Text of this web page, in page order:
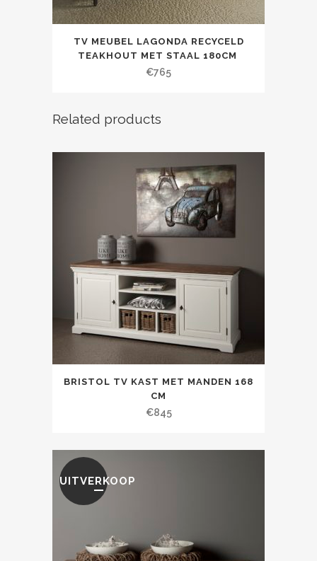
TV MEUBEL LAGONDA RECYCELD
TEAKHOUT MET STAAL 180CM
€765
Related products
BRISTOL TV KAST MET MANDEN 168
CM
€845
UITVERKOOP